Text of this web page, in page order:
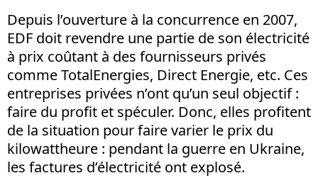
Depuis l’ouverture à la concurrence en 2007,
EDF doit revendre une partie de son électricité
à prix coûtant à des fournisseurs privés
comme TotalEnergies, Direct Energie, etc. Ces
entreprises privées n’ont qu’un seul objectif :
faire du profit et spéculer. Donc, elles profitent
de la situation pour faire varier le prix du
kilowattheure : pendant la guerre en Ukraine,
les factures d’électricité ont explosé.